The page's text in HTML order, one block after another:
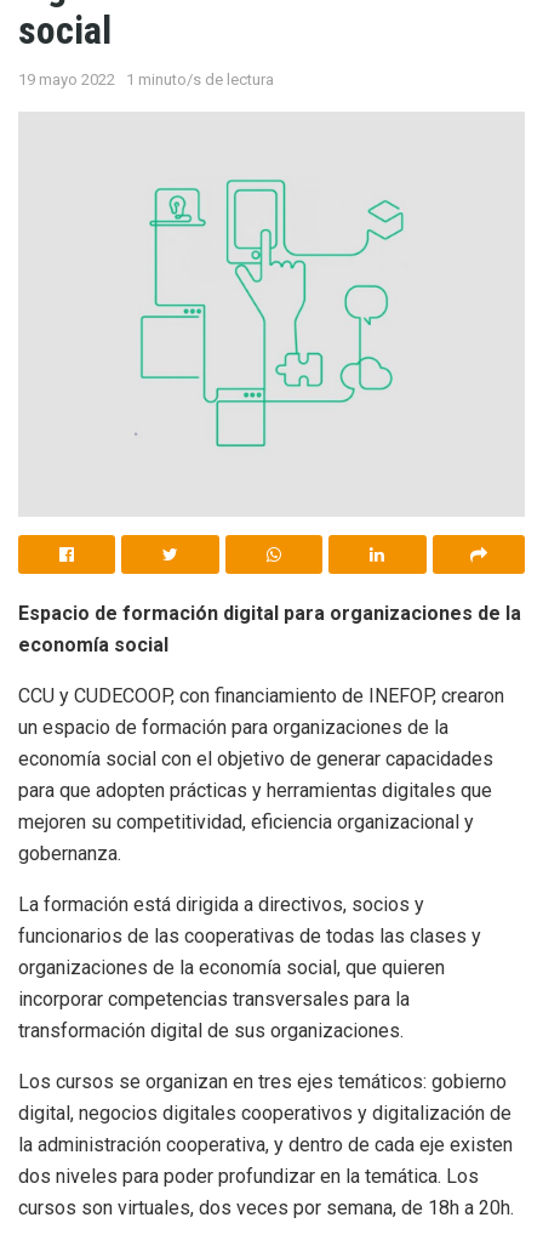
social
19 mayo 2022 1 minuto/s de lectura
Espacio de formación digital para organizaciones de la
economía social
CCU y CUDECOOP, con financiamiento de INEFOP, crearon
un espacio de formación para organizaciones de la
economía social con el objetivo de generar capacidades
para que adopten prácticas y herramientas digitales que
mejoren su competitividad, eficiencia organizacional y
gobernanza.
La formación está dirigida a directivos, socios y
funcionarios de las cooperativas de todas las clases y
organizaciones de la economía social, que quieren
incorporar competencias transversales para la
transformación digital de sus organizaciones.
Los cursos se organizan en tres ejes temáticos: gobierno
digital, negocios digitales cooperativos y digitalización de
la administración cooperativa, y dentro de cada eje existen
dos niveles para poder profundizar en la temática. Los
cursos son virtuales, dos veces por semana, de 18h a 20h.